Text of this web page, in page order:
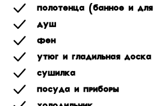
Полотенца (банное и для
Душ
Фен
Утюг и гладильная доска
Сушилка
Посуда и приборы